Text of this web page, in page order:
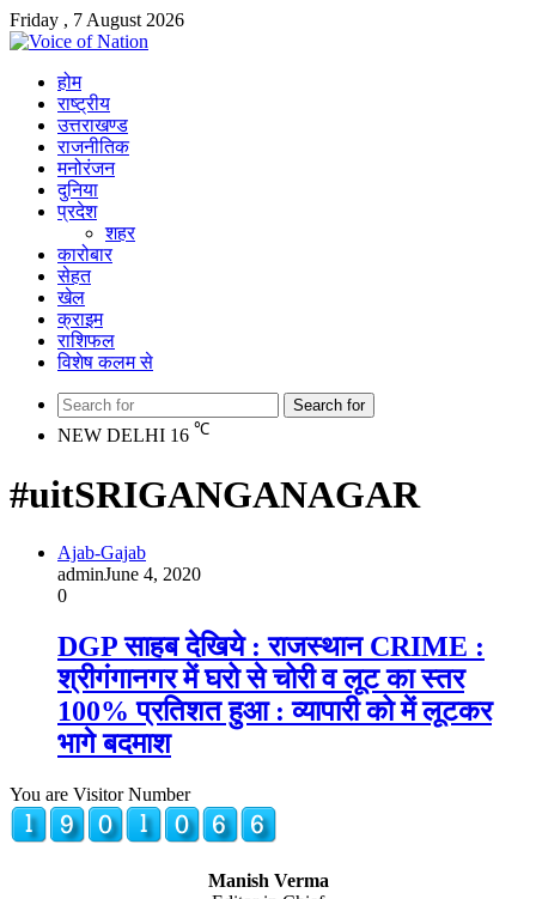
Friday , 7 August 2026
होम
राष्ट्रीय
उत्तराखण्ड
राजनीतिक
मनोरंजन
दुनिया
प्रदेश
शहर
कारोबार
सेहत
खेल
क्राइम
राशिफल
विशेष कलम से
Search for
NEW DELHI 16 ℃
#uitSRIGANGANAGAR
Ajab-Gajab
adminJune 4, 2020
0
DGP साहब देखिये : राजस्थान CRIME :
श्रीगंगानगर में घरो से चोरी व लूट का स्तर
100% प्रतिशत हुआ : व्यापारी को में लूटकर
भागे बदमाश
You are Visitor Number
Manish Verma